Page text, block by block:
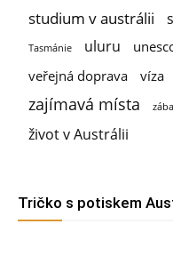
studium v austrálii
Tasmánie uluru
veřejná doprava víza
zajímavá místa
život v Austrálii
Tričko s potiskem